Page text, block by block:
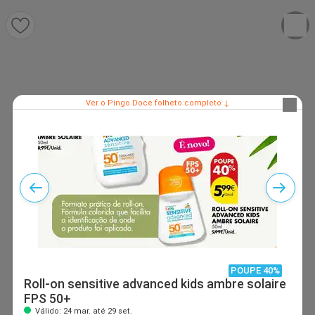
Ver o Pingo Doce folheto completo ↓
POUPE 40%
Roll-on sensitive advanced kids ambre solaire
FPS 50+
Válido: 24 mar. até 29 set.